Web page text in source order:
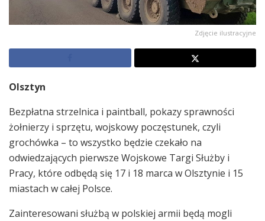
Zdjęcie ilustracyjne
Olsztyn
Bezpłatna strzelnica i paintball, pokazy sprawności
żołnierzy i sprzętu, wojskowy poczęstunek, czyli
grochówka – to wszystko będzie czekało na
odwiedzających pierwsze Wojskowe Targi Służby i
Pracy, które odbędą się 17 i 18 marca w Olsztynie i 15
miastach w całej Polsce.
Zainteresowani służbą w polskiej armii będą mogli